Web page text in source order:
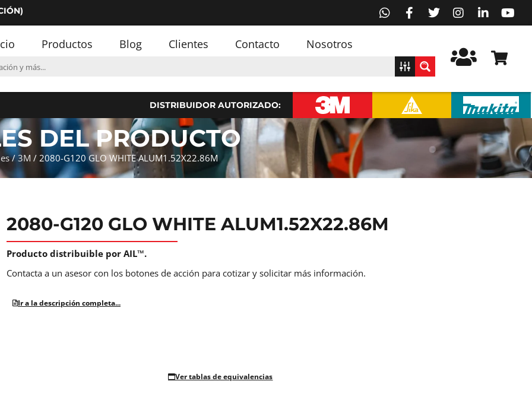
Productos Blog Clientes Contacto Nosotros
DISTRIBUIDOR AUTORIZADO:
DEL PRODUCTO
/3M / 2080-G120 GLO WHITE ALUM1.52X22.86M
2080-G120 GLO WHITE ALUM1.52X22.86M
Producto distribuible por AIL™.
Contacta a un asesor con los botones de acción para cotizar y solicitar más información.
Ir a la descripción completa...
Ver tablas de equivalencias